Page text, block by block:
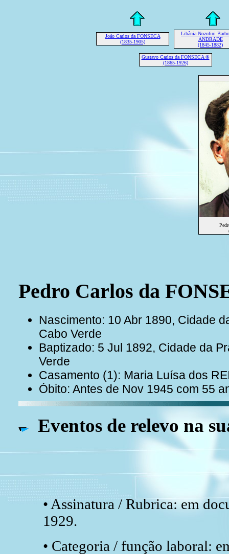
João Carlos da FONSECA
(1835-1905)
Libânia Nozolini
ANDRADE
(1845-1882)
Gustavo Carlos da FONSECA ®
(1865-1926)
Pedro Carlos da
Nascimento: 10 Abr 1890, Cidade
Cabo Verde
Baptizado: 5 Jul 1892, Cidade da
Verde
Casamento (1): Maria Luísa dos
Óbito: Antes de Nov 1945 com 55
Eventos de relevo na
• Assinatura / Rubrica: em
1929.
• Categoria / função laboral: